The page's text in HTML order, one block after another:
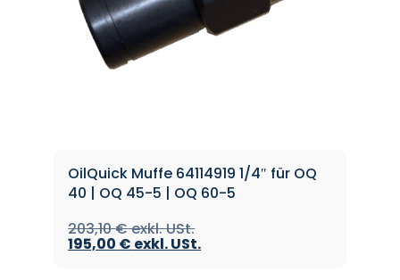
OilQuick Muffe 64114919 1/4″ für OQ
40 | OQ 45-5 | OQ 60-5
203,10€
195,00 €